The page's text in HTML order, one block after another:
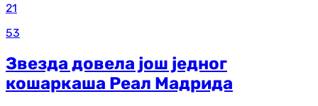
21
53
Звезда довела још једног
кошаркаша Реал Мадрида